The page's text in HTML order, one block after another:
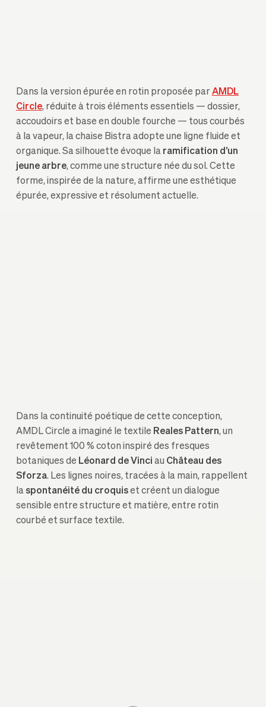
Dans la version épurée en rotin proposée parAMDL
Circle, réduite à trois éléments essentiels — dossier,
accoudoirs et base en double fourche — tous courbés
à la vapeur, la chaise Bistra adopte une ligne fluide et
organique. Sa silhouette évoque la ramification d’un
jeune arbre, comme une structure née du sol. Cette
forme, inspirée de la nature, affirme une esthétique
épurée, expressive et résolument actuelle.
Dans la continuité poétique de cette conception,
AMDL Circle a imaginé le textile Reales Pattern, un
revêtement 100 % coton inspiré des fresques
botaniques de Léonard de Vinci au Château des
Sforza. Les lignes noires, tracées à la main, rappellent
laspontanéité du croquiset créent un dialogue
sensible entre structure et matière, entre rotin
courbé et surface textile.